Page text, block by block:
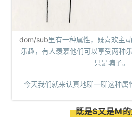
dom/sub里有一种属性，既喜欢主
乐趣，有人羡慕他们可以享受两种
只是骗子。
今天我们就来认真地聊一聊这种属
既是S又是M